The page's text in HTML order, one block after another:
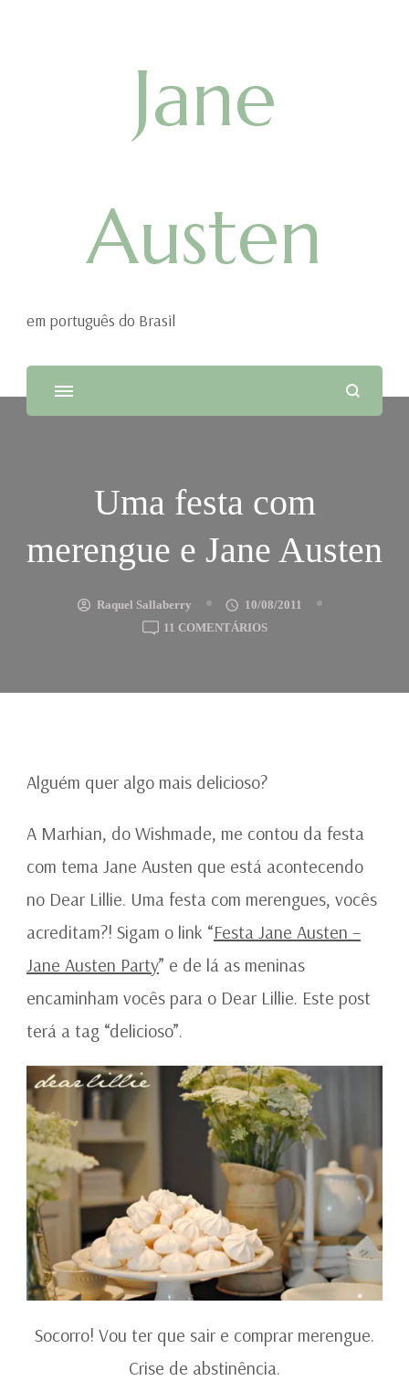
Jane
Austen
em português do Brasil
Uma festa com
merengue e Jane Austen
Raquel Sallaberry
10/08/2011
11 COMENTÁRIOSEM
COM
AUSTEN
Alguém quer algo mais delicioso?
A Marhian, do Wishmade, me contou da festa
com tema Jane Austen que está acontecendo
no Dear Lillie. Uma festa com merengues, vocês
acreditam?! Sigam o link “Festa Jane Austen –
Jane Austen Party” e de lá as meninas
encaminham vocês para o Dear Lillie. Este post
terá a tag “delicioso”.
Socorro! Vou ter que sair e comprar merengue.
Crise de abstinência.